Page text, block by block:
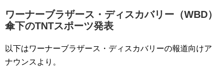
ワーナーブラザース・ディスカバリー（WBD）
傘下のTNTスポーツ発表
以下はワーナーブラザース・ディスカバリーの報道向けア
ナウンスより。